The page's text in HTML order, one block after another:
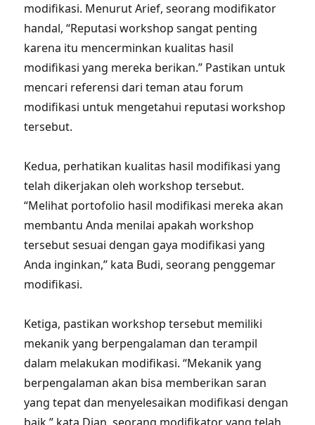
modifikasi. Menurut Arief, seorang modifikator
handal, “Reputasi workshop sangat penting
karena itu mencerminkan kualitas hasil
modifikasi yang mereka berikan.” Pastikan untuk
mencari referensi dari teman atau forum
modifikasi untuk mengetahui reputasi workshop
tersebut.
Kedua, perhatikan kualitas hasil modifikasi yang
telah dikerjakan oleh workshop tersebut.
“Melihat portofolio hasil modifikasi mereka akan
membantu Anda menilai apakah workshop
tersebut sesuai dengan gaya modifikasi yang
Anda inginkan,” kata Budi, seorang penggemar
modifikasi.
Ketiga, pastikan workshop tersebut memiliki
mekanik yang berpengalaman dan terampil
dalam melakukan modifikasi. “Mekanik yang
berpengalaman akan bisa memberikan saran
yang tepat dan menyelesaikan modifikasi dengan